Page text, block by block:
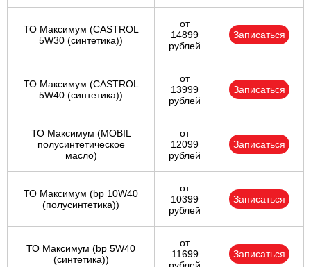
ТО Максимум (CASTROL
5W30 (синтетика))
от
14899
рублей
Записаться
ТО Максимум (CASTROL
5W40 (синтетика))
от
13999
рублей
Записаться
ТО Максимум (MOBIL
полуcинтетическое
масло)
от
12099
рублей
Записаться
ТО Максимум (bp 10W40
(полусинтетика))
от
10399
рублей
Записаться
ТО Максимум (bp 5W40
(синтетика))
от
11699
Записаться